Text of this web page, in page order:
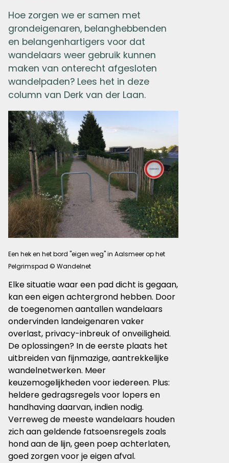
Hoe zorgen we er samen met
grondeigenaren, belanghebbenden
en belangenhartigers voor dat
wandelaars weer gebruik kunnen
maken van onterecht afgesloten
wandelpaden? Lees het in deze
column van Derk van der Laan.
Een hek en het bord "eigen weg" in Aalsmeer op het
Pelgrimspad © Wandelnet
Elke situatie waar een pad dicht is gegaan,
kan een eigen achtergrond hebben. Door
de toegenomen aantallen wandelaars
ondervinden landeigenaren vaker
overlast, privacy-inbreuk of onveiligheid.
De oplossingen? In de eerste plaats het
uitbreiden van fijnmazige, aantrekkelijke
wandelnetwerken. Meer
keuzemogelijkheden voor iedereen. Plus:
heldere gedragsregels voor lopers en
handhaving daarvan, indien nodig.
Verreweg de meeste wandelaars houden
zich aan geldende fatsoensregels zoals
hond aan de lijn, geen poep achterlaten,
goed zorgen voor je eigen afval.